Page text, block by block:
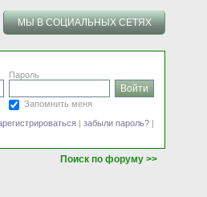
МЫ В СОЦИАЛЬНЫХ СЕТЯХ
Пароль
Запомнить меня
| забыли пароль? |
Поиск по форуму >>